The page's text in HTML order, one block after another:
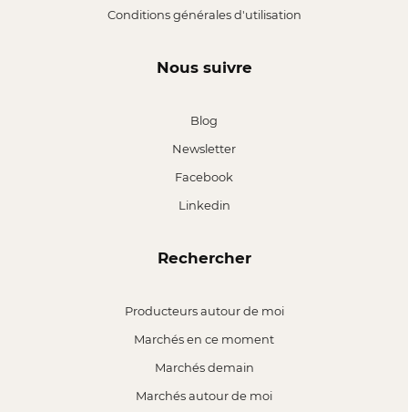
Conditions générales d'utilisation
Nous suivre
Blog
Newsletter
Facebook
Linkedin
Rechercher
Producteurs autour de moi
Marchés en ce moment
Marchés demain
Marchés autour de moi